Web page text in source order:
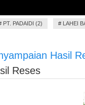
PT. PADAIDI (2) # LAHEI
Hasil
Reses